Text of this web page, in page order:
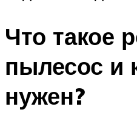
Что такое
пылесос и
нужен?